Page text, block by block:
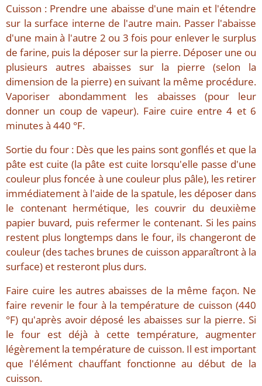
Cuisson : Prendre une abaisse d'une main et l'étendre
sur la surface interne de l'autre main. Passer l'abaisse
d'une main à l'autre 2 ou 3 fois pour enlever le surplus
de farine, puis la déposer sur la pierre. Déposer une ou
plusieurs autres abaisses sur la pierre (selon la
dimension de la pierre) en suivant la même procédure.
Vaporiser abondamment les abaisses (pour leur
donner un coup de vapeur). Faire cuire entre 4 et 6
minutes à 440 °F.
Sortie du four : Dès que les pains sont gonflés et que la
pâte est cuite (la pâte est cuite lorsqu'elle passe d'une
couleur plus foncée à une couleur plus pâle), les retirer
immédiatement à l'aide de la spatule, les déposer dans
le contenant hermétique, les couvrir du deuxième
papier buvard, puis refermer le contenant. Si les pains
restent plus longtemps dans le four, ils changeront de
couleur (des taches brunes de cuisson apparaîtront à la
surface) et resteront plus durs.
Faire cuire les autres abaisses de la même façon. Ne
faire revenir le four à la température de cuisson (440
°F) qu'après avoir déposé les abaisses sur la pierre. Si
le four est déjà à cette température, augmenter
légèrement la température de cuisson. Il est important
que l'élément chauffant fonctionne au début de la
cuisson.